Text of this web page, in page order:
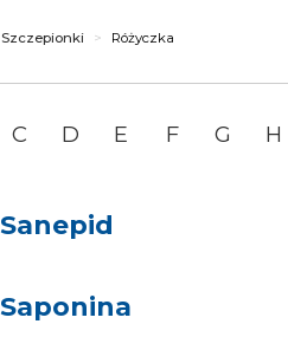
Szczepionki Różyczka
C D E F G H
Sanepid
Saponina